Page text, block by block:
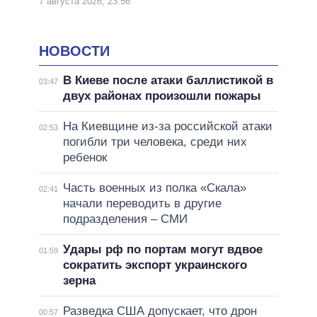
НОВОСТИ
03:47
В Киеве после атаки баллистикой в
двух районах произошли пожары
02:53
На Киевщине из-за российской атаки
погибли три человека, среди них
ребенок
02:41
Часть военных из полка «Скала»
начали переводить в другие
подразделения – СМИ
01:59 Удары рф по портам могут вдвое
сократить экспорт украинского
зерна
00:57 Разведка США допускает, что дрон